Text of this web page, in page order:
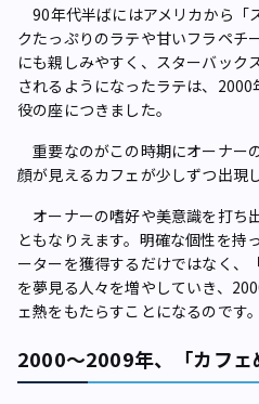
90年代半ばにはアメリカから「
クたっぷりのラテや甘いフラペチ
にも親しみやすく、スターバック
されるようになったラテは、
役の座につきました。
重要なのがこの時期にオーナー
顔が見えるカフェが少しずつ出現
オーナーの嗜好や美意識を打ち
ともなりえます。明確な個性を持
ーターを獲得するだけではなく、
を夢見る人々を増やしていき、
ェ熱をもたらすことになるのです。
2000～2009年、「カフェ